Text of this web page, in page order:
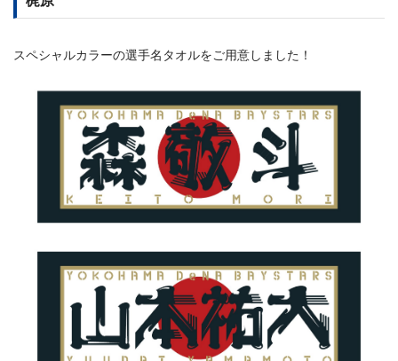
スペシャルカラーの選手名タオルをご用意しました！